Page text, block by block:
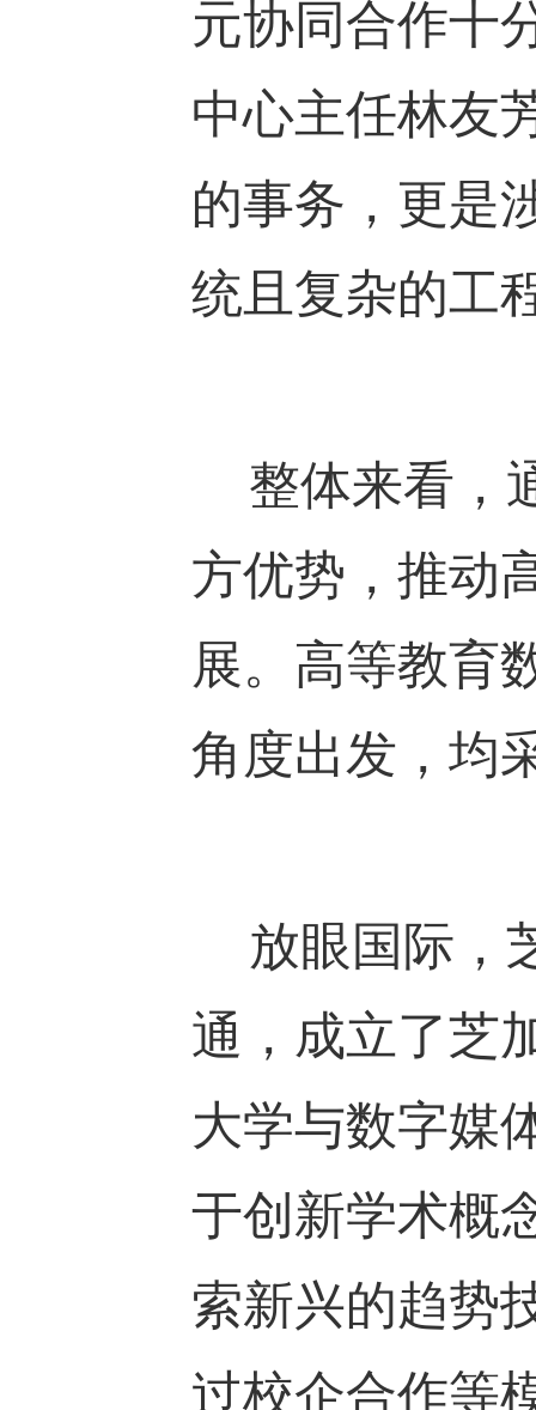
元协同合作十
中心主任林友
的事务，更是
统且复杂的工
整体来看，
方优势，推动
展。高等教育
角度出发，均
放眼国际，
通，成立了芝
大学与数字媒
于创新学术概
索新兴的趋势
过校企合作等